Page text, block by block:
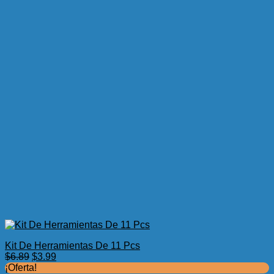
Kit De Herramientas De 11 Pcs
$6.89 El
precio
$3.99
¡Oferta!